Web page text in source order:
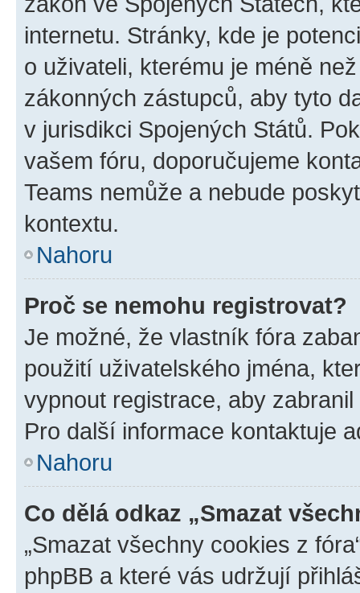
internetu. Stránky, kde je
o uživateli, kterému je méně
zákonných zástupců, aby tyto
v jurisdikci Spojených Států.
vašem fóru, doporučujeme
Teams nemůže a nebude
kontextu.
Nahoru
Proč se nemohu registrovat?
Je možné, že vlastník fóra
použití uživatelského jména,
vypnout registrace, aby
Pro další informace kontaktuje
Nahoru
Co dělá odkaz „Smazat
„Smazat všechny cookies z
phpBB a které vás udržují